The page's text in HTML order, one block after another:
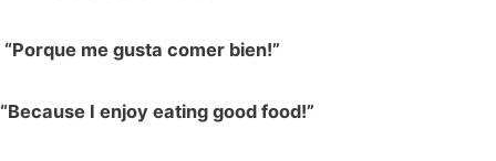
“Porque me gusta comer bien!”
“Because I enjoy eating good food!”